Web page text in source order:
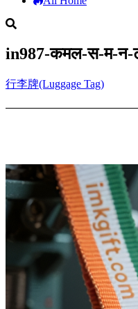
in987-कमल-स-म-न-
行李牌(Luggage Tag)